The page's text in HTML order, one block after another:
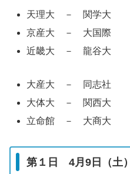
天理大 － 関学大
京産大 － 大国際
近畿大 － 龍谷大
大産大 － 同志社
大体大 － 関西大
立命館 － 大商大
第１日 4月9日（土）